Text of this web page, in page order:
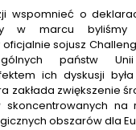
wspomnieć o
w marcu byliśmy
sojusz
państw
ich dyskusji
zakłada zwiększenie
na
obszarów dla